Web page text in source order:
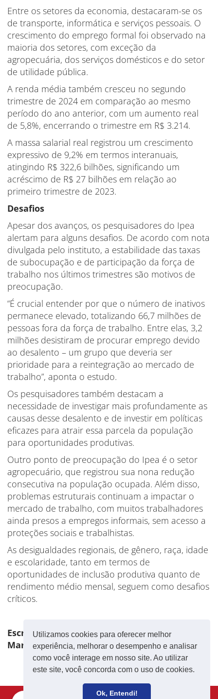
Utilizamos cookies para oferecer melhor
experiência, melhorar o desempenho e analisar
como você interage em nosso site. Ao utilizar
este site, você concorda com o uso de cookies.
Ok, Entendi!
Entre os setores da economia, destacaram-se os
de transporte, informática e serviços pessoais. O
crescimento do emprego formal foi observado na
maioria dos setores, com exceção da
agropecuária, dos serviços domésticos e do setor
de utilidade pública.
A renda média também cresceu no segundo
trimestre de 2024 em comparação ao mesmo
período do ano anterior, com um aumento real
de 5,8%, encerrando o trimestre em R$ 3.214.
A massa salarial real registrou um crescimento
expressivo de 9,2% em termos interanuais,
atingindo R$ 322,6 bilhões, significando um
acréscimo de R$ 27 bilhões em relação ao
primeiro trimestre de 2023.
Desafios
Apesar dos avanços, os pesquisadores do Ipea
alertam para alguns desafios. De acordo com nota
divulgada pelo instituto, a estabilidade das taxas
de subocupação e de participação da força de
trabalho nos últimos trimestres são motivos de
preocupação.
“É crucial entender por que o número de inativos
permanece elevado, totalizando 66,7 milhões de
pessoas fora da força de trabalho. Entre elas, 3,2
milhões desistiram de procurar emprego devido
ao desalento – um grupo que deveria ser
prioridade para a reintegração ao mercado de
trabalho”, aponta o estudo.
Os pesquisadores também destacam a
necessidade de investigar mais profundamente as
causas desse desalento e de investir em políticas
eficazes para atrair essa parcela da população
para oportunidades produtivas.
Outro ponto de preocupação do Ipea é o setor
agropecuário, que registrou sua nona redução
consecutiva na população ocupada. Além disso,
problemas estruturais continuam a impactar o
mercado de trabalho, com muitos trabalhadores
ainda presos a empregos informais, sem acesso a
proteções sociais e trabalhistas.
As desigualdades regionais, de gênero, raça, idade
e escolaridade, tanto em termos de
oportunidades de inclusão produtiva quanto de
rendimento médio mensal, seguem como desafios
críticos.
Escrito por: Redação Agência Brasil – Imagem:
Marcelo Camargo / Agência Brasil